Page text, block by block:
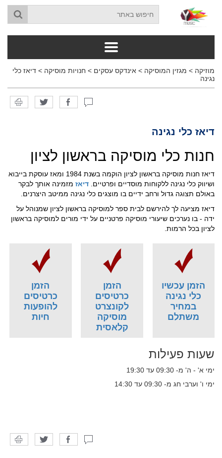
מוזיקה > מגזין המוסיקה > אינדקס עסקים > חנויות מוסיקה > דיאז כלי
נגינה
דיאז כלי נגינה
חנות כלי מוסיקה בראשון לציון
דיאז חנות מוסיקה בראשון לציון הוקמה בשנת 1984 ומאז עוסקת בייבוא
ושיווק כלי נגינה ללקוחות מוסדיים ופרטיים. דיאז מזמינה אותך לבקר
באולם תצוגה גדול ורחב ידיים בו מוצגים כלי נגינה ממיטב היצרנים.
דיאז מציעה לך להירשם לבית ספר למוסיקה בראשון לציון שמנוהל על
ידה - בו נערכים שיעורי מוסיקה פרטניים על ידי מורים למוסיקה בראשון
לציון בכל הרמות.
הזמן עכשיו
כלי נגינה
במחיר
משתלם
הזמן
כרטיסים
לקונצרט
מוסיקה
קלאסית
הזמן
כרטיסים
להופעות
חיות
שעות פעילות
ימי א' - ה' מ- 09:30 עד 19:30
ימי ו' וערבי חג מ- 09:30 עד 14:30